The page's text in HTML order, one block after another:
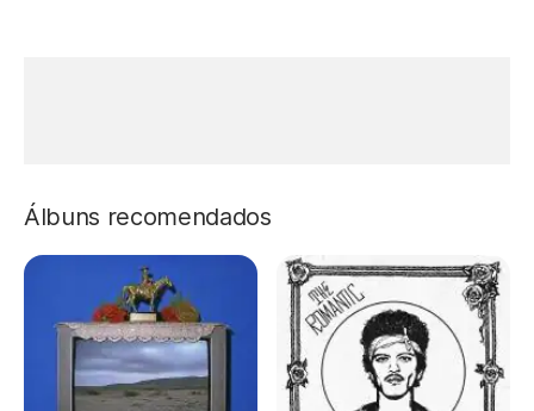
Álbuns recomendados